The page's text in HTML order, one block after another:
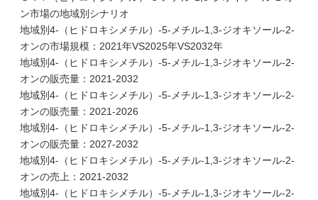
ン市場の地域別シナリオ
地域別4-（ヒドロキシメチル）-5-メチル-1,3-ジオキソール-2-
オンの市場規模：2021年VS2025年VS2032年
地域別4-（ヒドロキシメチル）-5-メチル-1,3-ジオキソール-2-
オンの販売量：2021-2032
地域別4-（ヒドロキシメチル）-5-メチル-1,3-ジオキソール-2-
オンの販売量：2021-2026
地域別4-（ヒドロキシメチル）-5-メチル-1,3-ジオキソール-2-
オンの販売量：2027-2032
地域別4-（ヒドロキシメチル）-5-メチル-1,3-ジオキソール-2-
オンの売上：2021-2032
地域別4-（ヒドロキシメチル）-5-メチル-1,3-ジオキソール-2-